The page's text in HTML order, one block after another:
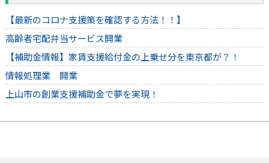
【最新のコロナ支援策を確認する方法！！】
高齢者宅配弁当サービス開業
【補助金情報】家賃支援給付金の上乗せ分を東京都が？！
情報処理業 開業
上山市の創業支援補助金で夢を実現！